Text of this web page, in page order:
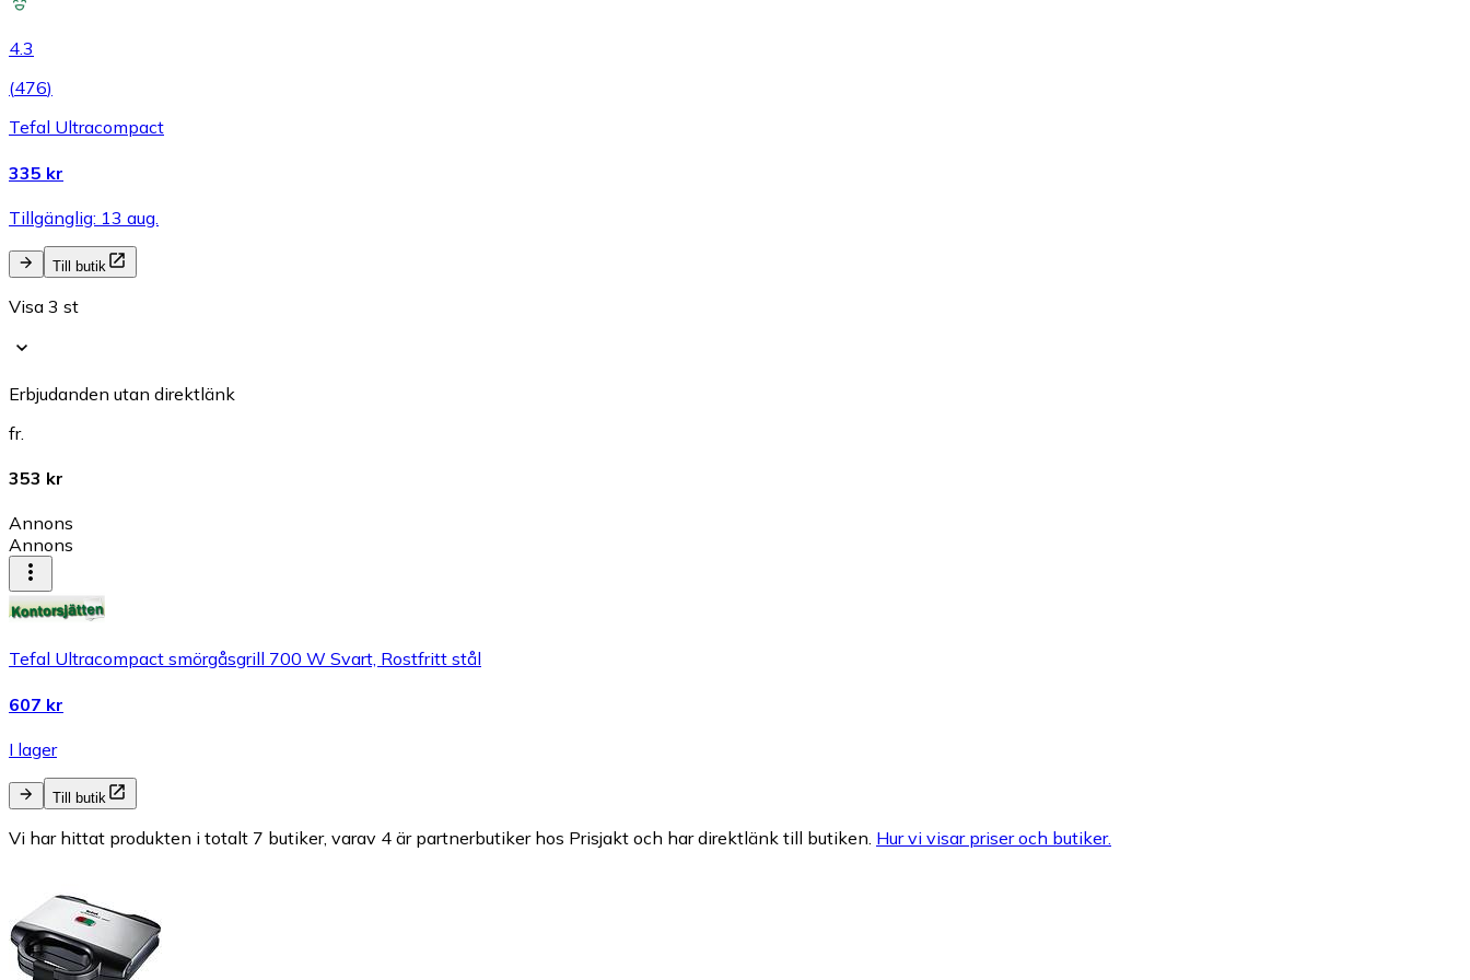
4.3
(476)
Tefal Ultracompact
335 kr
Tillgänglig: 13 aug.
Till butik
Visa 3 st
Erbjudanden utan direktlänk
fr.
353 kr
Annons
Annons
Tefal Ultracompact smörgåsgrill 700 W Svart, Rostfritt stål
607 kr
I lager
Till butik
Vi har hittat produkten i totalt 7 butiker, varav 4 är partnerbutiker hos Prisjakt och har direktlänk till butiken. Hur vi visar priser och butiker.